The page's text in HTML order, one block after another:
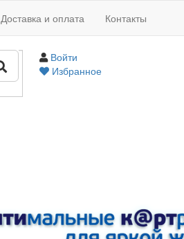
Доставка и оплата Контакты
Войти
Избранное